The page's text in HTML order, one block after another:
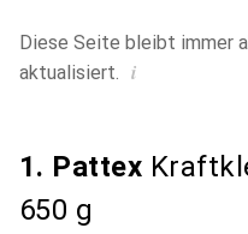
Diese Seite bleibt immer
aktualisiert. i
1. Pattex
650 g